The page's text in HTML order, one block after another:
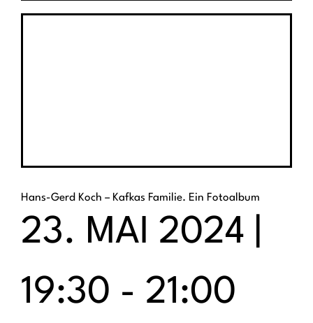
Hans-Gerd Koch – Kafkas Familie. Ein Fotoalbum
23. MAI 2024 |
19:30 - 21:00